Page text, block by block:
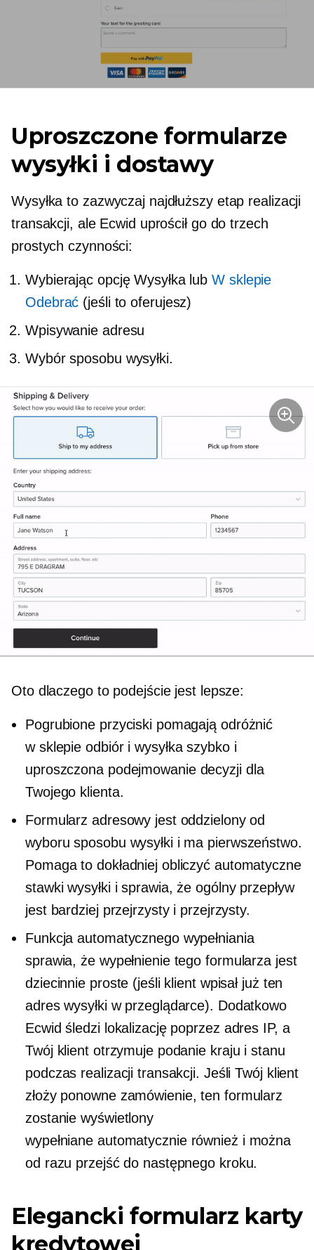
Uproszczone formularze
wysyłki i dostawy
Wysyłka to zazwyczaj najdłuższy etap realizacji
transakcji, ale Ecwid uprościł go do trzech
prostych czynności:
Wybierając opcję Wysyłka lubW sklepie
Odebrać (jeśli to oferujesz)
Wpisywanie adresu
Wybór sposobu wysyłki.
Oto dlaczego to podejście jest lepsze:
Pogrubione przyciski pomagają odróżnić
w sklepie odbiór i wysyłka szybko i
uproszczona podejmowanie decyzjidla
Twojego klienta.
Formularz adresowy jest oddzielony od
wyboru sposobu wysyłki i ma pierwszeństwo.
Pomaga to dokładniej obliczyć automatyczne
stawki wysyłki i sprawia, że ​​ogólny przepływ
jest bardziej przejrzysty i przejrzysty.
Funkcja automatycznego wypełniania
sprawia, że ​​wypełnienie tego formularza jest
dziecinnie proste (jeśli klient wpisał już ten
adres wysyłki w przeglądarce). Dodatkowo
Ecwid śledzi lokalizację poprzez adres IP, a
Twój klient otrzymuje podanie kraju i stanu
podczas realizacji transakcji. Jeśli Twój klient
złoży ponowne zamówienie, ten formularz
zostanie wyświetlony
wypełniane automatycznierównież i można
od razu przejść do następnego kroku.
Elegancki formularz karty
kredytowej